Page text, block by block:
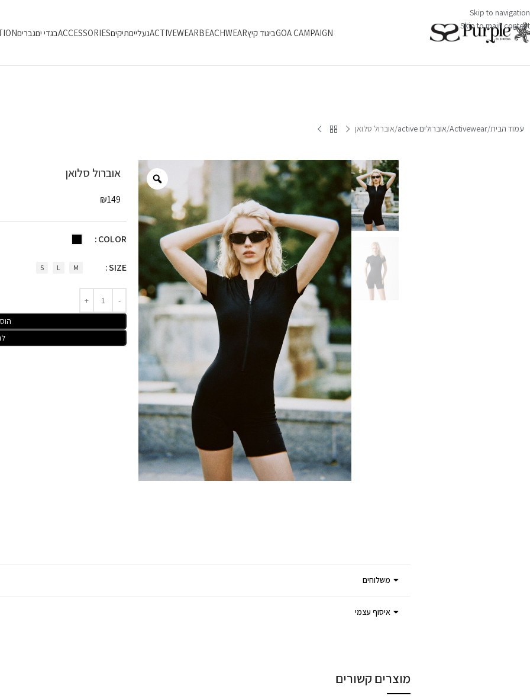
Skip to navigation
Skip to main content
GOA CAMPAIGNביגוד קיץBEACHWEAR
ACTIVEWEARנעלייםתיקיםACCESSORIESבגדי יםגברים
עמוד הבית Activewear אוברולים active אוברול סלואן
אוברול סלואן
₪149
COLOR
SIZE
M
L
S
משלוחים
איסוף עצמי
מוצרים קשורים